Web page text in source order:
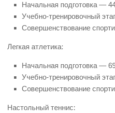
Начальная подготовка —
Учебно-тренировочный
Совершенствование
Легкая атлетика:
Начальная подготовка —
Учебно-тренировочный
Совершенствование
Настольный теннис: